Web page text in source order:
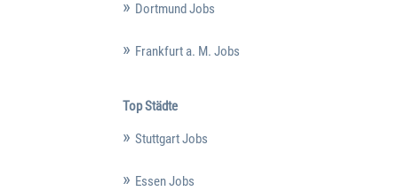
Dortmund Jobs
Frankfurt a. M. Jobs
Top Städte
Stuttgart Jobs
Essen Jobs